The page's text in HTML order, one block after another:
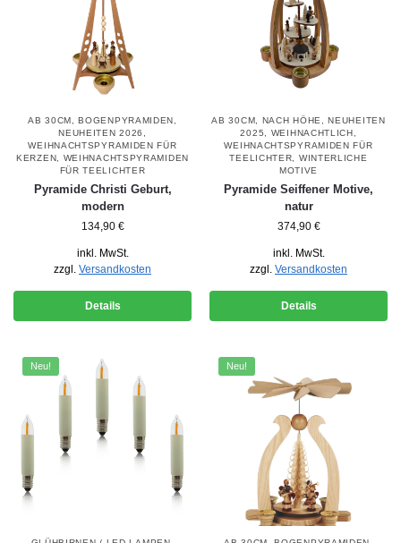
AB 30CM ,BOGENPYRAMIDEN
NEUHEITEN 2026
WEIHNACHTSPYRAMIDEN FÜR
KERZEN
WEIHNACHTSPYRAMIDEN
FÜR TEELICHTER
Pyramide Christi Geburt,
modern
134,90 €
inkl. MwSt.
zzgl. Versandkosten
Details
AB 30CM NACH HÖHE ,NEUHEITEN
2025
WEIHNACHTLICH
WEIHNACHTSPYRAMIDEN FÜR
TEELICHTER
WINTERLICHE
MOTIVE
Pyramide Seiffener Motive,
natur
374,90 €
inkl. MwSt.
zzgl. Versandkosten
Details
Neu! Neu!